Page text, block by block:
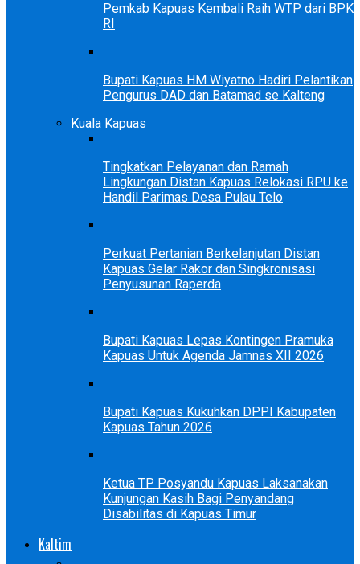
Pemkab Kapuas Kembali Raih WTP dari BPK
RI
Bupati Kapuas HM Wiyatno Hadiri Pelantikan
Pengurus DAD dan Batamad se Kalteng
Kuala Kapuas
Tingkatkan Pelayanan dan Ramah
Lingkungan Distan Kapuas Relokasi RPU ke
Handil Parimas Desa Pulau Telo
Perkuat Pertanian Berkelanjutan Distan
Kapuas Gelar Rakor dan Singkronisasi
Penyusunan Raperda
Bupati Kapuas Lepas Kontingen Pramuka
Kapuas Untuk Agenda Jamnas XII 2026
Bupati Kapuas Kukuhkan DPPI Kabupaten
Kapuas Tahun 2026
Ketua TP Posyandu Kapuas Laksanakan
Kunjungan Kasih Bagi Penyandang
Disabilitas di Kapuas Timur
Kaltim